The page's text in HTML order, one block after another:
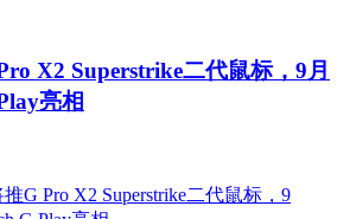
X2 Superstrike二代鼠标，9月
亮相